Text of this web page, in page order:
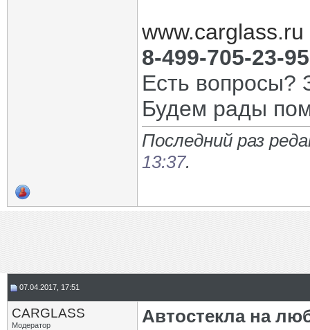
www.carglass.ru
8-499-705-23-95
Есть вопросы?
Будем рады
Последний раз
13:37.
07.04.2017, 17:51
CARGLASS
Модератор
Автостекла на